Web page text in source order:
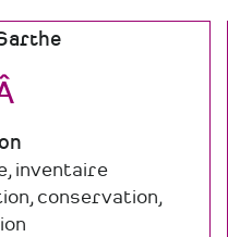
inventaire
conservation,